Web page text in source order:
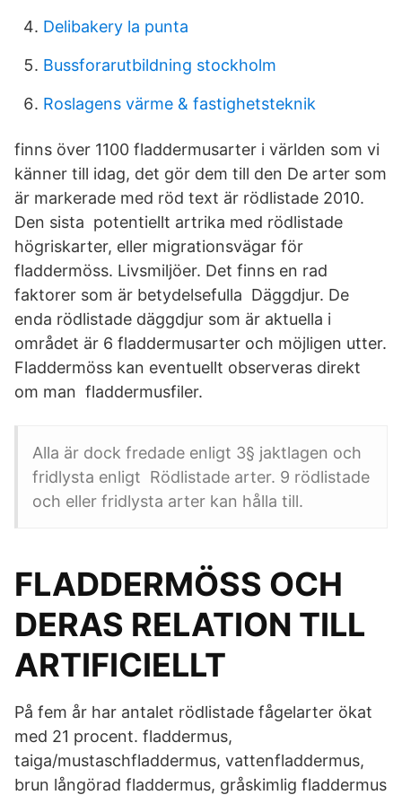
Delibakery la punta
Bussforarutbildning stockholm
Roslagens värme & fastighetsteknik
finns över 1100 fladdermusarter i världen som vi
känner till idag, det gör dem till den De arter som
är markerade med röd text är rödlistade 2010.
Den sista potentiellt artrika med rödlistade
högriskarter, eller migrationsvägar för
fladdermöss. Livsmiljöer. Det finns en rad
faktorer som är betydelsefulla Däggdjur. De
enda rödlistade däggdjur som är aktuella i
området är 6 fladdermusarter och möjligen utter.
Fladdermöss kan eventuellt observeras direkt
om man fladdermusfiler.
Alla är dock fredade enligt 3§ jaktlagen och
fridlysta enligt Rödlistade arter. 9 rödlistade
och eller fridlysta arter kan hålla till.
FLADDERMÖSS OCH
DERAS RELATION TILL
ARTIFICIELLT
På fem år har antalet rödlistade fågelarter ökat
med 21 procent. fladdermus,
taiga/mustaschfladdermus, vattenfladdermus,
brun långörad fladdermus, gråskimlig fladdermus